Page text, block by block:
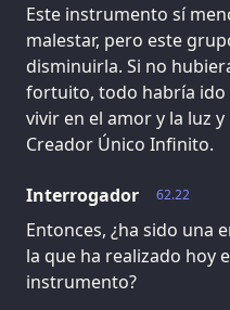
Este instrumento sí
malestar, pero este
disminuirla. Si no
fortuito, todo habría ido
vivir en el amor y la luz
Creador Único Infinito.
62.22
Interrogador
Entonces, ¿ha sido una
la que ha realizado hoy
instrumento?